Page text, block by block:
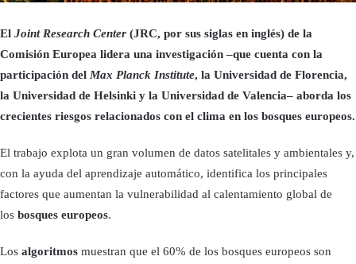
El Joint Research Center (JRC, por sus siglas en inglés) de la
Comisión Europea lidera una investigación –que cuenta con la
participación del Max Planck Institute, la Universidad de Florencia,
la Universidad de Helsinki y la Universidad de Valencia– aborda los
crecientes riesgos relacionados con el clima en los bosques europeos.
El trabajo explota un gran volumen de datos satelitales y ambientales y,
con la ayuda del aprendizaje automático, identifica los principales
factores que aumentan la vulnerabilidad al calentamiento global de
los bosques europeos.
Los algoritmos muestran que el 60% de los bosques europeos son